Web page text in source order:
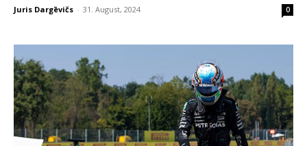
Juris Dargēvičs - 31. August, 2024 0